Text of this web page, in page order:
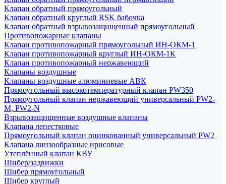
Клапан обратный прямоугольный
Клапан обратный круглый RSK бабочка
Клапан обратный взрывозащищенный прямоугольный
Противопожарные клапаны
Клапан противопожарный прямоугольный ИН-ОКМ-1
Клапан противопожарный круглый ИН-ОКМ-1К
Клапан противопожарный нержавеющий
Клапаны воздушные
Клапаны воздушные алюминиевые АВК
Прямоугольный высокотемпературный клапан PW350
Прямоугольный клапан нержавеющий универсальный PW2-
M, PW2-N
Взрывозащищенные воздушные клапаны
Клапана лепестковые
Прямоугольный клапан оцинкованный универсальный PW2
Клапана линзообразные ирисовые
Утеплённый клапан КВУ
Шибер/задвижки
Шибер прямоугольный
Шибер круглый